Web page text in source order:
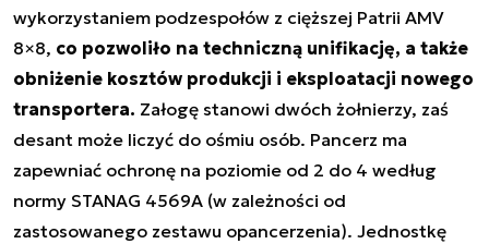
wykorzystaniem podzespołów z cięższej Patrii AMV
8×8, co pozwoliło na techniczną unifikację, a także
obniżenie kosztów produkcji i eksploatacji nowego
transportera. Załogę stanowi dwóch żołnierzy, zaś
desant może liczyć do ośmiu osób. Pancerz ma
zapewniać ochronę na poziomie od 2 do 4 według
normy STANAG 4569A (w zależności od
zastosowanego zestawu opancerzenia). Jednostkę